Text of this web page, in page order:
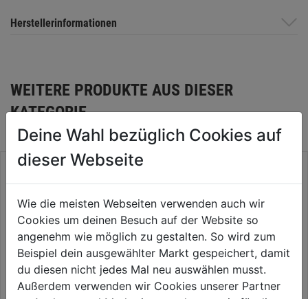
Herstellerinformationen
WEITERE PRODUKTE AUS DIESER
KATEGORIE
Deine Wahl bezüglich Cookies auf
dieser Webseite
Wie die meisten Webseiten verwenden auch wir
Cookies um deinen Besuch auf der Website so
angenehm wie möglich zu gestalten. So wird zum
Beispiel dein ausgewählter Markt gespeichert, damit
du diesen nicht jedes Mal neu auswählen musst.
Außerdem verwenden wir Cookies unserer Partner